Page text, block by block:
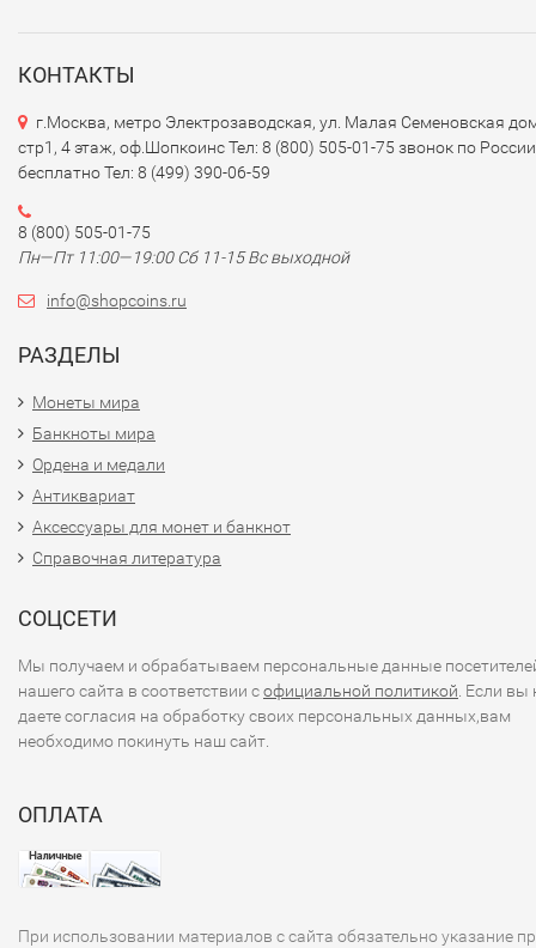
КОНТАКТЫ
г.Москва, метро Электрозаводская, ул. Малая Семеновская
стр1, 4 этаж, оф.Шопкоинс Тел: 8 (800) 505-01-75 звонок по России
бесплатно Тел: 8 (499) 390-06-59
8 (800) 505-01-75
Пн—Пт 11:00—19:00 Сб 11-15 Вс выходной
info@shopcoins.ru
РАЗДЕЛЫ
Монеты мира
Банкноты мира
Ордена и медали
Антиквариат
Аксессуары для монет и банкнот
Справочная литература
СОЦСЕТИ
Мы получаем и обрабатываем персональные данные
нашего сайта в соответствии софициальной политикой. Если вы
даете согласия на обработку своих персональных данных,вам
необходимо покинуть наш сайт.
ОПЛАТА
При использовании материалов с сайта обязательно указание